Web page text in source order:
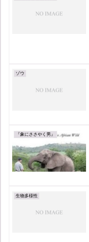
ゾウ
『象にささやく男』
生物多様性